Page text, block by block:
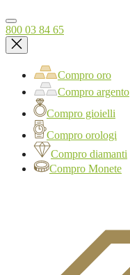
800 03 84 65
Compro oro
Compro argento
Compro gioielli
Compro orologi
Compro diamanti
Compro Monete